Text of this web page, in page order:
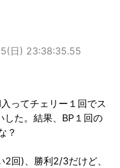
日) 23:38:35.55
ってチェリー１回でス
した。結果、BP１回の
？
回)、勝利2/3だけど、